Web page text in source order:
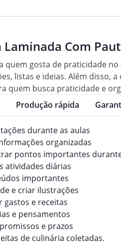
Laminada Com
gosta de praticidade
listas e ideias. Além
quem busca praticidade e
Produção rápida
durante as aulas
organizadas
pontos importantes
atividades diárias
importantes
e criar ilustrações
e receitas
e pensamentos
e prazos
de culinária coletadas.